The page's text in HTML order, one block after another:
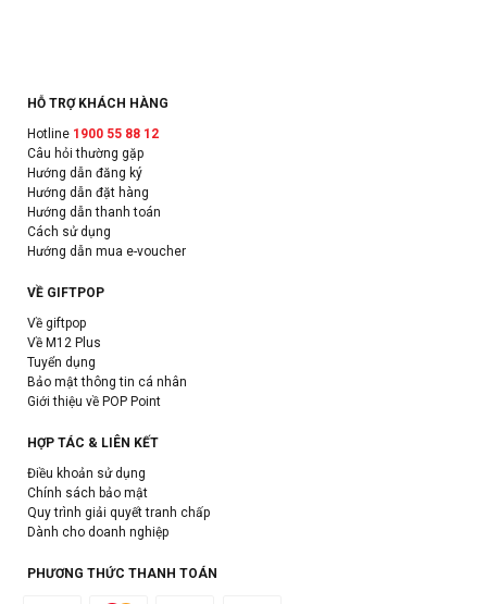
HỖ TRỢ KHÁCH HÀNG
Hotline 1900 55 88 12
Câu hỏi thường gặp
Hướng dẫn đăng ký
Hướng dẫn đặt hàng
Hướng dẫn thanh toán
Cách sử dụng
Hướng dẫn mua e-voucher
VỀ GIFTPOP
Về giftpop
Về M12 Plus
Tuyển dụng
Bảo mật thông tin cá nhân
Giới thiệu về POP Point
HỢP TÁC & LIÊN KẾT
Điều khoản sử dụng
Chính sách bảo mật
Quy trình giải quyết tranh chấp
Dành cho doanh nghiệp
PHƯƠNG THỨC THANH TOÁN